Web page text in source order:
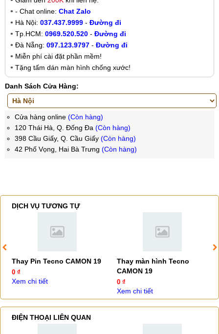
- Chat online: Chat Zalo
Hà Nội: 037.437.9999 - Đường đi
Tp.HCM: 0969.520.520 - Đường đi
Đà Nẵng: 097.123.9797 - Đường đi
Miễn phí cài đặt phần mềm!
Tặng tấm dán màn hình chống xước!
Danh Sách Cửa Hàng:
Cửa hàng online (Còn hàng)
120 Thái Hà, Q. Đống Đa (Còn hàng)
398 Cầu Giấy, Q. Cầu Giấy (Còn hàng)
42 Phố Vọng, Hai Bà Trưng (Còn hàng)
DỊCH VỤ TƯƠNG TỰ
Thay Pin Tecno CAMON 19
0 ₫
Xem chi tiết
Thay màn hình Tecno
CAMON 19
0 ₫
Xem chi tiết
ĐIỆN THOẠI LIÊN QUAN